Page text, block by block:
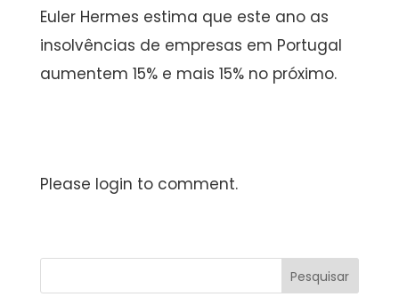
Euler Hermes estima que este ano as
insolvências de empresas em Portugal
aumentem 15% e mais 15% no próximo.
Please login to comment.